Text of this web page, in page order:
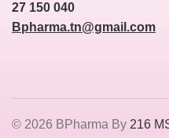
27 150 040
Bpharma.tn@gmail.com
© 2026 BPharma By 216